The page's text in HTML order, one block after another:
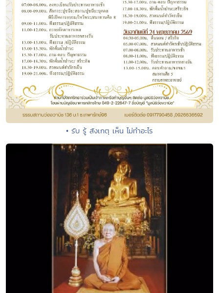
• รับ รู้ สังเกตุ เห็น ไม่ทำอะไร